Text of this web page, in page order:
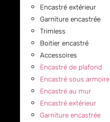
Encastré extérieur
Garniture encastrée
Trimless
Boitier encastré
Accessoires
Encastré de plafond
Encastré sous armoire
Encastré au mur
Encastré extérieur
Garniture encastrée